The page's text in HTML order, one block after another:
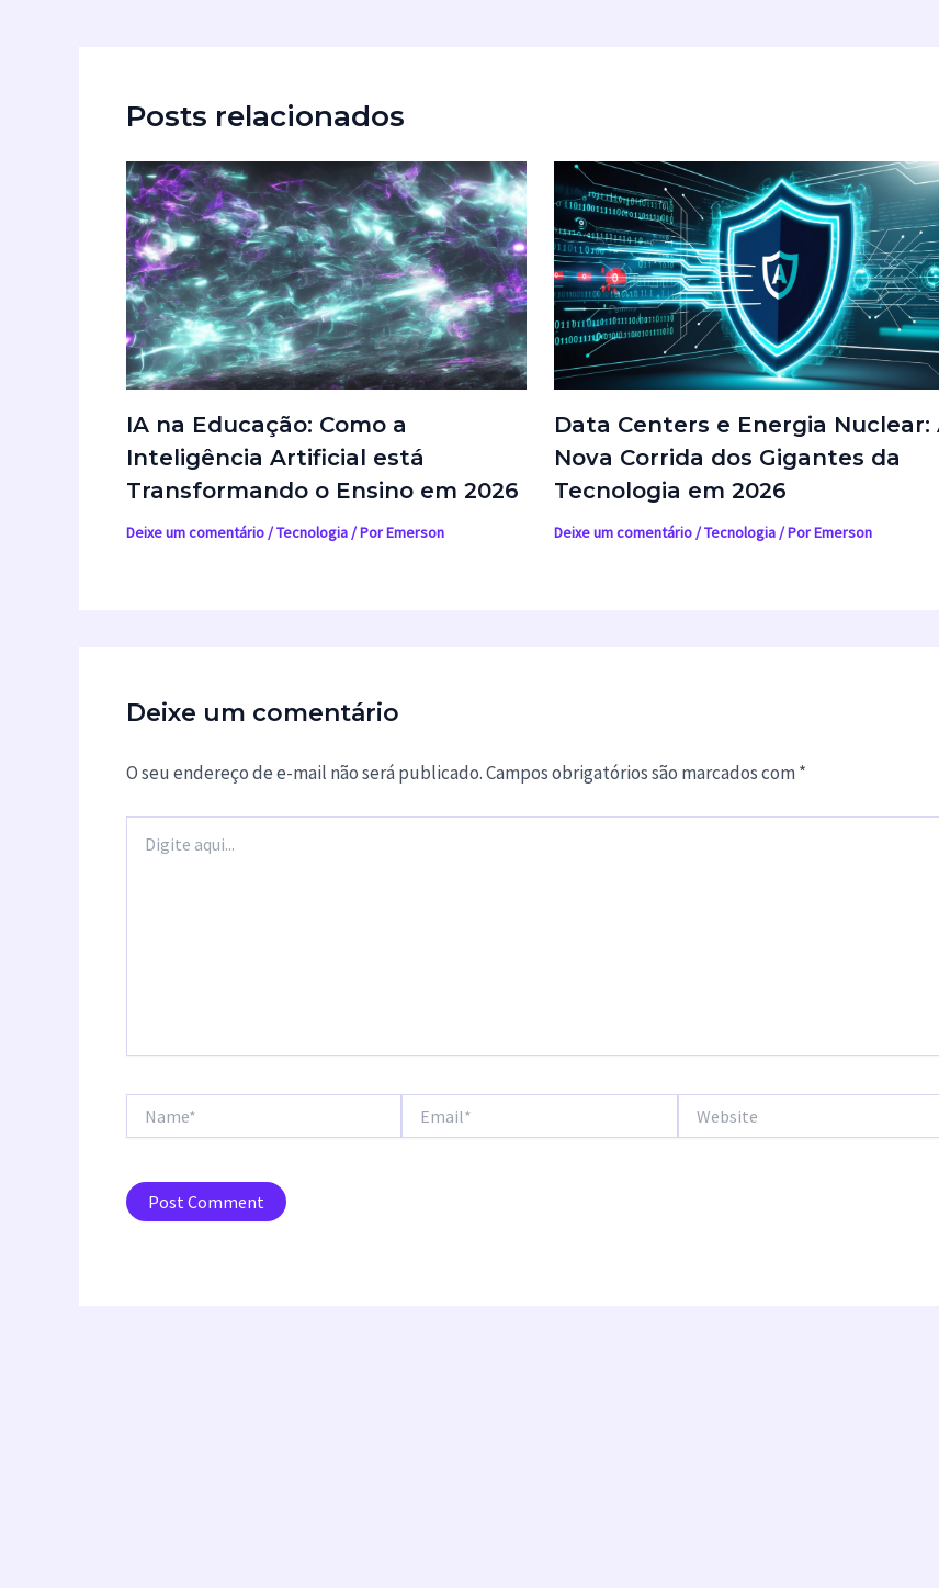
Posts relacionados
IA na Educação: Como a
Inteligência Artificial está
Transformando o Ensino em 2026
Deixe um comentário/Tecnologia/ PorEmerson
Data Centers e Energia Nuclear:
Nova Corrida dos Gigantes da
Tecnologia em 2026
Deixe um comentário/Tecnologia/ PorEmerson
Deixe um comentário
O seu endereço de e-mail não será publicado.Campos obrigatórios são marcados com*
aqui...